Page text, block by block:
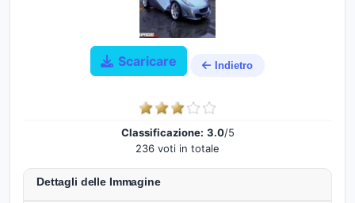
Scaricare Indietro
Classificazione: 3.0/5
236 voti in totale
Dettagli delle Immagine